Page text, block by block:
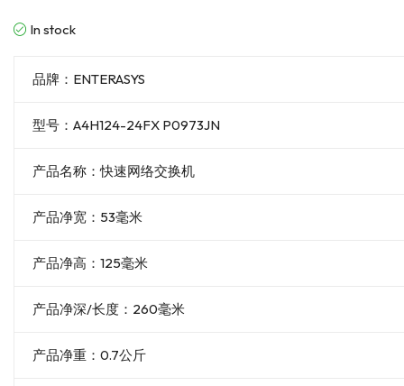
In stock
品牌：ENTERASYS
型号：A4H124-24FX P0973JN
产品名称：快速网络交换机
产品净宽：53毫米
产品净高：125毫米
产品净深/长度：260毫米
产品净重：0.7公斤